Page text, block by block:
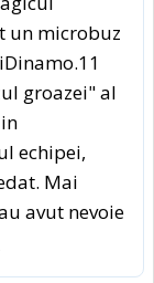
un microbuz
groazei" al
echipei,
Mai
avut nevoie